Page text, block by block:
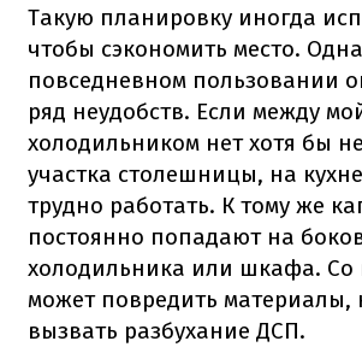
Такую планировку иногда
чтобы сэкономить место.
повседневном пользовании
ряд неудобств. Если между
холодильником нет хотя бы
участка столешницы, на
трудно работать. К тому же
постоянно попадают на
холодильника или шкафа. Со
может повредить материалы,
вызвать разбухание ДСП.